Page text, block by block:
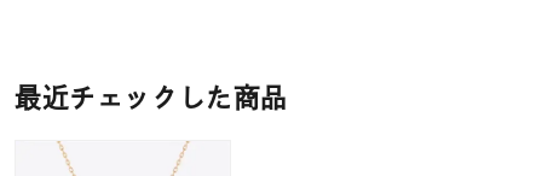
最近チェックした商品